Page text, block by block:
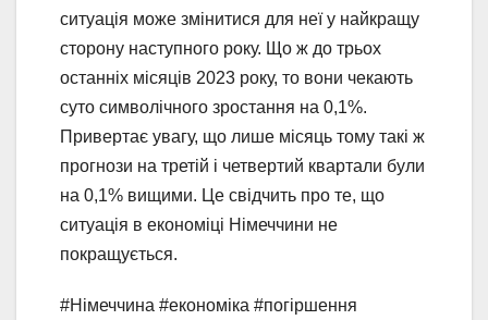
ситуація може змінитися для неї у найкращу
сторону наступного року. Що ж до трьох
останніх місяців 2023 року, то вони чекають
суто символічного зростання на 0,1%.
Привертає увагу, що лише місяць тому такі ж
прогнози на третій і четвертий квартали були
на 0,1% вищими. Це свідчить про те, що
ситуація в економіці Німеччини не
покращується.
#Німеччина #економіка #погіршення